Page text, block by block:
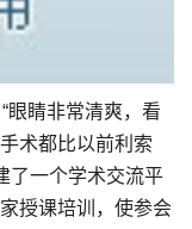
眼睛非常清爽，看
术都比以前利索
了一个学术交流平
授课培训，使参会